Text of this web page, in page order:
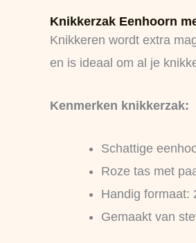
Knikkerzak Eenhoorn
Knikkeren wordt extra
en is ideaal om al je
Kenmerken knikkerzak:
Schattige
Roze tas met
Handig formaat:
Gemaakt van